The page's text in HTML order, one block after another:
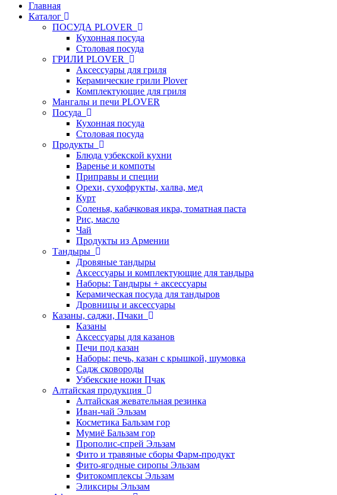
Главная
Каталог
ПОСУДА PLOVER
Кухонная посуда
Столовая посуда
ГРИЛИ PLOVER
Аксессуары для гриля
Керамические грили Plover
Комплектующие для гриля
Мангалы и печи PLOVER
Посуда
Кухонная посуда
Столовая посуда
Продукты
Блюда узбекской кухни
Варенье и компоты
Приправы и специи
Орехи, сухофрукты, халва, мед
Курт
Соленья, кабачковая икра, томатная паста
Рис, масло
Чай
Продукты из Армении
Тандыры
Дровяные тандыры
Аксессуары и комплектующие для тандыра
Наборы: Тандыры + аксессуары
Керамическая посуда для тандыров
Дровницы и аксессуары
Казаны, саджи, Пчаки
Казаны
Аксессуары для казанов
Печи под казан
Наборы: печь, казан с крышкой, шумовка
Садж сковороды
Узбекские ножи Пчак
Алтайская продукция
Алтайская жевательная резинка
Иван-чай Эльзам
Косметика Бальзам гор
Мумиё Бальзам гор
Прополис-спрей Эльзам
Фито и травяные сборы Фарм-продукт
Фито-ягодные сиропы Эльзам
Фитокомплексы Эльзам
Эликсиры Эльзам